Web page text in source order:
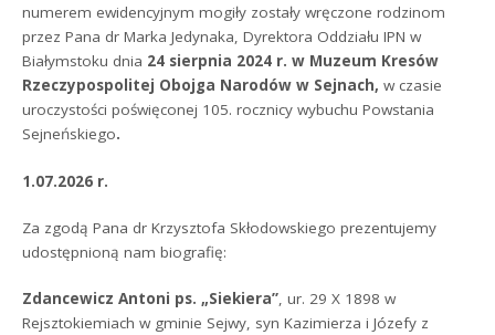
numerem ewidencyjnym mogiły zostały wręczone rodzinom
przez Pana dr Marka Jedynaka, Dyrektora Oddziału IPN w
Białymstoku dnia 24 sierpnia 2024 r. w Muzeum Kresów
Rzeczypospolitej Obojga Narodów w Sejnach,w czasie
uroczystości poświęconej 105. rocznicy wybuchu Powstania
Sejneńskiego.
1.07.2026 r.
Za zgodą Pana dr Krzysztofa Skłodowskiego prezentujemy
udostępnioną nam biografię:
Zdancewicz Antoni ps. „Siekiera”, ur. 29 X 1898 w
Rejsztokiemiach w gminie Sejwy, syn Kazimierza i Józefy z